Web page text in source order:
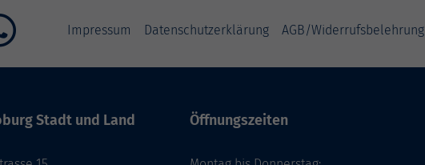
Impressum Datenschutzerklärung AGB/Widerrufsbelehrung
Stadt und Land Öffnungszeiten